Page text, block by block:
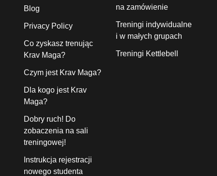
Blog
Privacy Policy
Co zyskasz trenując
Krav Maga?
Czym jest Krav Maga?
Dla kogo jest Krav
Maga?
Dobry ruch! Do
zobaczenia na sali
treningowej!
Instrukcja rejestracji
nowego studenta
na zamówienie
Treningi indywidualne
i w małych grupach
Treningi Kettlebell